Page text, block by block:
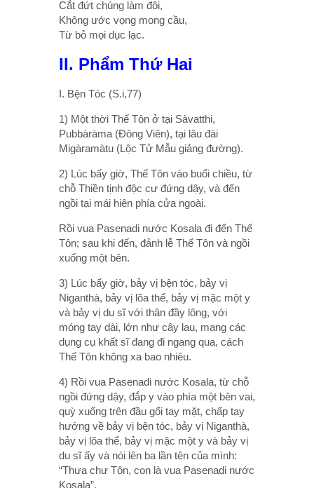
Cắt đứt chúng làm đôi,
Không ước vọng mong cầu,
Từ bỏ mọi dục lạc.
II. Phẩm Thứ Hai
I. Bện Tóc (S.i,77)
1) Một thời Thế Tôn ở tại Sàvatthi,
Pubbàràma (Ðông Viên), tại lâu đài
Migàramàtu (Lộc Tử Mẫu giảng đường).
2) Lúc bấy giờ, Thế Tôn vào buổi chiều, từ
chỗ Thiền tịnh độc cư đứng dậy, và đến
ngồi tại mái hiên phía cửa ngoài.
Rồi vua Pasenadi nước Kosala đi đến Thế
Tôn; sau khi đến, đảnh lễ Thế Tôn và ngồi
xuống một bên.
3) Lúc bấy giờ, bảy vị bện tóc, bảy vị
Niganthà, bảy vị lõa thể, bảy vị mặc một y
và bảy vị du sĩ với thân đầy lông, với
móng tay dài, lớn như cây lau, mang các
dụng cụ khất sĩ đang đi ngang qua, cách
Thế Tôn không xa bao nhiêu.
4) Rồi vua Pasenadi nước Kosala, từ chỗ
ngồi đứng dậy, đắp y vào phía một bên vai,
quỳ xuống trên đầu gối tay mặt, chấp tay
hướng về bảy vị bện tóc, bảy vị Niganthà,
bảy vị lõa thể, bảy vị mặc một y và bảy vị
du sĩ ấy và nói lên ba lần tên của mình:
“Thưa chư Tôn, con là vua Pasenadi nước
Kosala”.